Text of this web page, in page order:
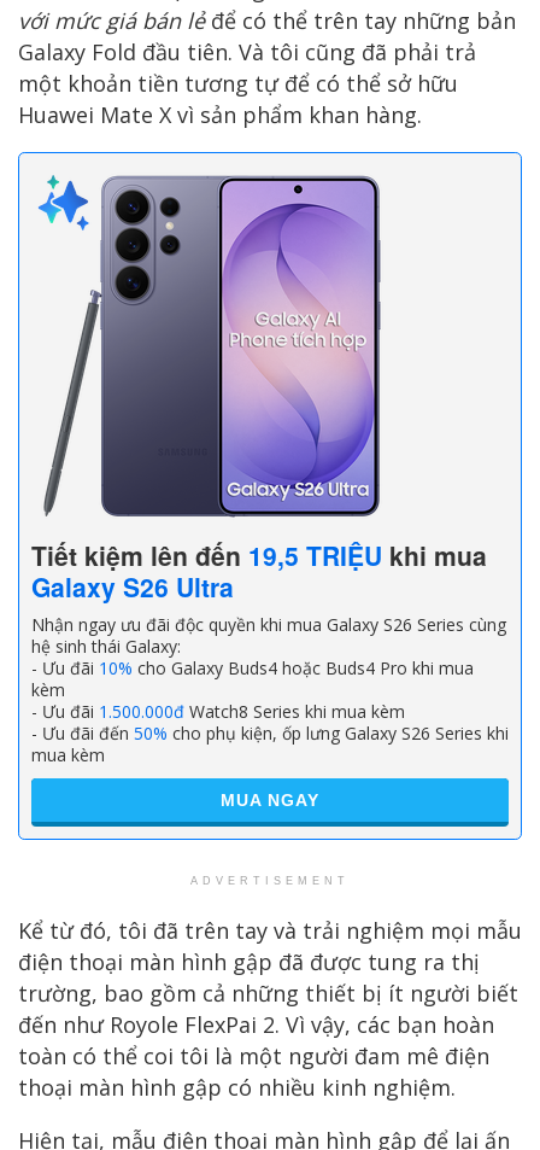
với mức giá bán lẻđể có thể trên tay những bản
Galaxy Fold đầu tiên. Và tôi cũng đã phải trả
một khoản tiền tương tự để có thể sở hữu
Huawei Mate X vì sản phẩm khan hàng.
Tiết kiệm lên đến 19,5 TRIỆU khi mua
Galaxy S26 Ultra
Nhận ngay ưu đãi độc quyền khi mua Galaxy S26 Series cùng
hệ sinh thái Galaxy:
- Ưu đãi 10% cho Galaxy Buds4 hoặc Buds4 Pro khi mua
kèm
- Ưu đãi 1.500.000đ Watch8 Series khi mua kèm
- Ưu đãi đến 50% cho phụ kiện, ốp lưng Galaxy S26 Series khi
mua kèm
MUA NGAY
ADVERTISEMENT
Kể từ đó, tôi đã trên tay và trải nghiệm mọi mẫu
điện thoại màn hình gập đã được tung ra thị
trường, bao gồm cả những thiết bị ít người biết
đến như Royole FlexPai 2. Vì vậy, các bạn hoàn
toàn có thể coi tôi là một người đam mê điện
thoại màn hình gập có nhiều kinh nghiệm.
Hiện tại, mẫu điện thoại màn hình gập để lại ấn